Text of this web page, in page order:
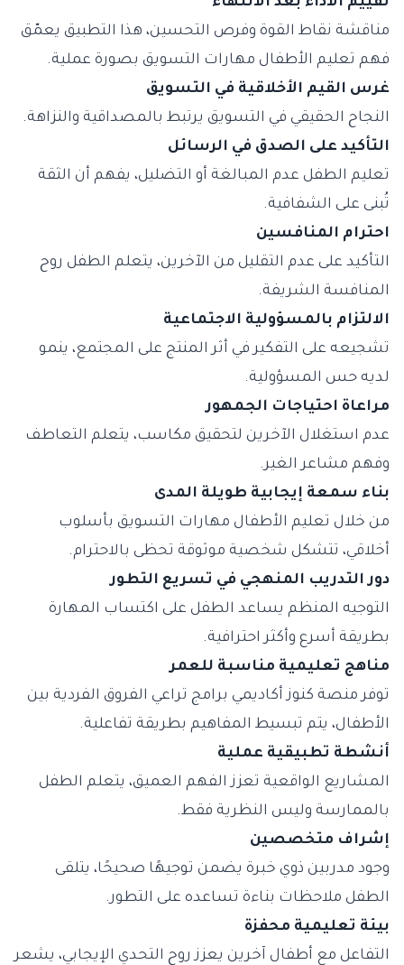
مناقشة نقاط القوة وفرص التحسين، هذا التطبيق يعمّق
فهم تعليم الأطفال مهارات التسويق بصورة عملية.
غرس القيم الأخلاقية في التسويق
النجاح الحقيقي في التسويق يرتبط بالمصداقية والنزاهة.
التأكيد على الصدق في الرسائل
تعليم الطفل عدم المبالغة أو التضليل، يفهم أن الثقة
تُبنى على الشفافية.
احترام المنافسين
التأكيد على عدم التقليل من الآخرين، يتعلم الطفل روح
المنافسة الشريفة.
الالتزام بالمسؤولية الاجتماعية
تشجيعه على التفكير في أثر المنتج على المجتمع، ينمو
لديه حس المسؤولية.
مراعاة احتياجات الجمهور
عدم استغلال الآخرين لتحقيق مكاسب، يتعلم التعاطف
وفهم مشاعر الغير.
بناء سمعة إيجابية طويلة المدى
من خلال تعليم الأطفال مهارات التسويق بأسلوب
أخلاقي، تتشكل شخصية موثوقة تحظى بالاحترام.
دور التدريب المنهجي في تسريع التطور
التوجيه المنظم يساعد الطفل على اكتساب المهارة
بطريقة أسرع وأكثر احترافية.
مناهج تعليمية مناسبة للعمر
توفر منصة كنوز أكاديمي برامج تراعي الفروق الفردية بين
الأطفال، يتم تبسيط المفاهيم بطريقة تفاعلية.
أنشطة تطبيقية عملية
المشاريع الواقعية تعزز الفهم العميق، يتعلم الطفل
بالممارسة وليس النظرية فقط.
إشراف متخصصين
وجود مدربين ذوي خبرة يضمن توجيهًا صحيحًا، يتلقى
الطفل ملاحظات بناءة تساعده على التطور.
بيئة تعليمية محفزة
التفاعل مع أطفال آخرين يعزز روح التحدي الإيجابي، يشعر